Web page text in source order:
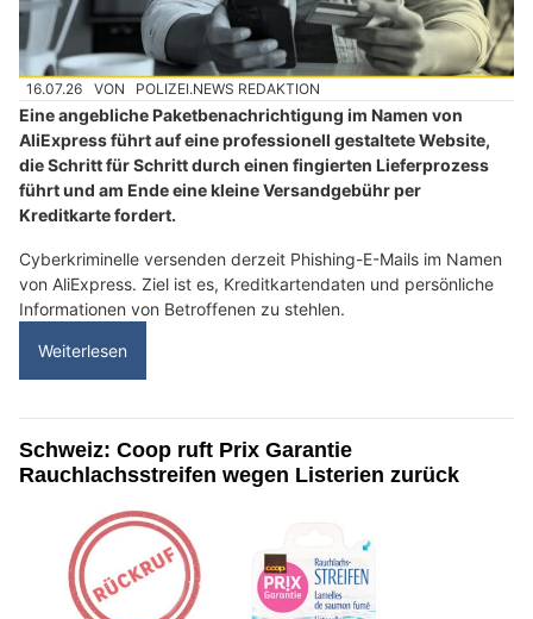
16.07.26 VON POLIZEI.NEWS REDAKTION
Eine angebliche Paketbenachrichtigung im Namen von
AliExpress führt auf eine professionell gestaltete Website,
die Schritt für Schritt durch einen fingierten Lieferprozess
führt und am Ende eine kleine Versandgebühr per
Kreditkarte fordert.
Cyberkriminelle versenden derzeit Phishing-E-Mails im Namen
von AliExpress. Ziel ist es, Kreditkartendaten und persönliche
Informationen von Betroffenen zu stehlen.
Weiterlesen
Schweiz: Coop ruft Prix Garantie
Rauchlachsstreifen wegen Listerien zurück